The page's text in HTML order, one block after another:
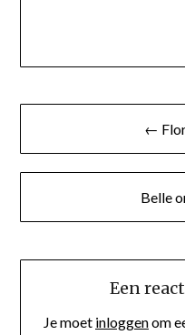
Berichtnavigatie
←
Belle
Een
Je moet inloggenom